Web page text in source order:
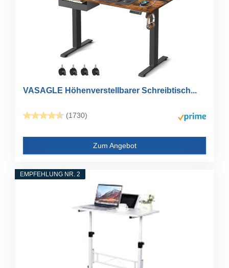
VASAGLE Höhenverstellbarer Schreibtisch...
(1730)
Zum Angebot
EMPFEHLUNG NR. 2